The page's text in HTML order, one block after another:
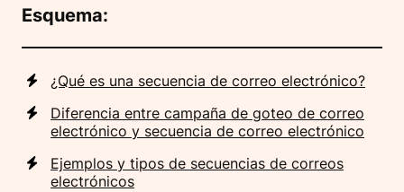
Esquema:
¿Qué es una secuencia de correo electrónico?
Diferencia entre campaña de goteo de correo
electrónico y secuencia de correo electrónico
Ejemplos y tipos de secuencias de correos
electrónicos